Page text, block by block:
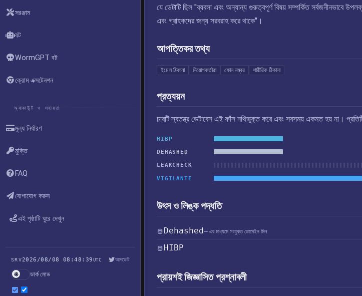
সরঞ্জাম
বট
WormGPT বট
ক্রোম এক্সটেনশন
অ্যাকাউন্ট ও সহায়তা
মূল্য নির্ধারণ
মুক্তি
FAQ
যোগাযোগ করুন
এই পৃষ্ঠাটি ঘুরে দেখুন
SRV2026/08/08 08:48:39UTC আপডেট
ডার্ক মোড
যে ডেটাটি ছিল "ব্যবসা এবং অন্যান্য গুরুত্বপূর্ণ বিষয় সম্পর্কিত সর্বজনীনভাবে
এবং গ্রাহকদের জন্য সরবরাহ করে থাকে"।
আপত্তিকর তথ্য
ইমেল ঠিকানা নিয়োগকর্তারা ফোন নম্বর শারীরিক ঠিকানা
প্রত্যয়ন
চারটি স্বতন্ত্র ডেটাবেস এই ফাঁস নথিভুক্ত করে এবং সবসময় একমত হয় না।
HIBP
DEHASHED
LEAKCHECK
VIGILANTE
উৎস ও লিঙ্ক পদ্ধতি
Dehashed— এর মাধ্যমে সংযুক্ত ডোমেইন মিল
HIBP
প্রায়শই জিজ্ঞাসিত প্রশ্নাবলী